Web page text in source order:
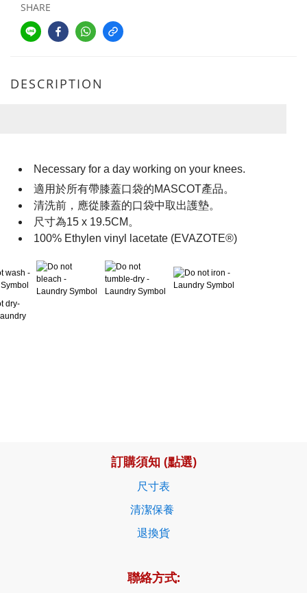
SHARE
DESCRIPTION
Necessary for a day working on your knees.
適用於所有帶膝蓋口袋的MASCOT產品。
清洗前，應從膝蓋的口袋中取出護墊。
尺寸為15 x 19.5CM。
100% Ethylen vinyl lacetate (EVAZOTE®)
訂購須知 (點選)
尺寸表
清潔保養
退換貨
聯絡方式: